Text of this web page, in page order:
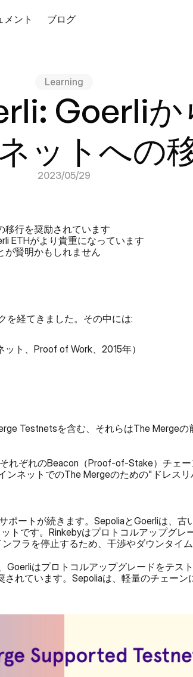
メント ブログ
Learning
Goerli
ットへの
2023/05/29
移行を奨励されています
ETHがより貴重になっています
が賢明かもしれません
を経てきました。その中には:
ト、Proof of Work、2015年）
Testnetsを含む、それらはThe Merge
れぞれのBeacon（Proof-of-Stake）チェ
ネットでのThe Mergeのための"ドレスリ
ポートが続きます。SepoliaとGoerliは、古
トです。Rinkebyはプロトコルアップグレ
フラを停止するため、干渉やダウンタイム
Goerliはプロトコルアップグレードをテス
れています。Sepoliaは、軽量のチェー